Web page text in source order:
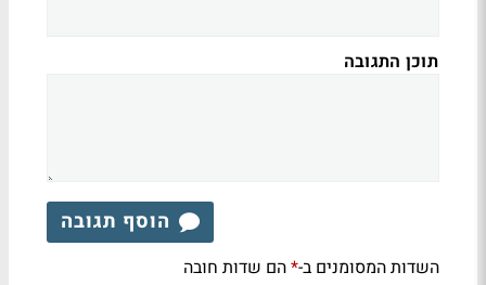
תוכן התגובה
הוסף תגובה
השדות המסומנים ב-*הם שדות חובה